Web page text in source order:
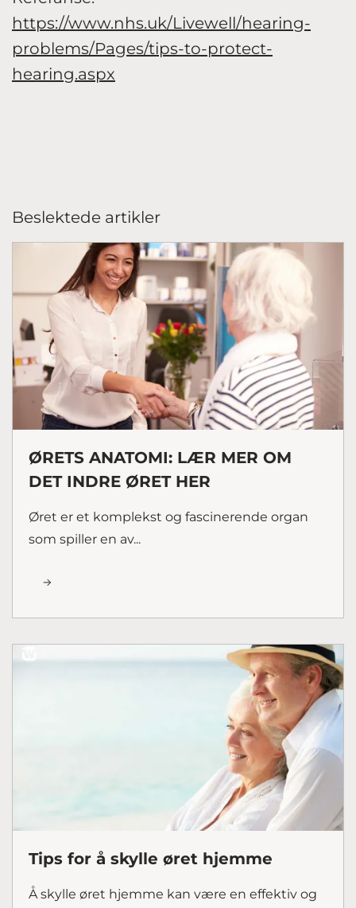
https://www.nhs.uk/Livewell/hearing-
problems/Pages/tips-to-protect-
hearing.aspx
Beslektede artikler
ØRETS ANATOMI: LÆR MER OM
DET INDRE ØRET HER
Øret er et komplekst og fascinerende organ
som spiller en av...
Tips for å skylle øret hjemme
Å skylle øret hjemme kan være en effektiv og